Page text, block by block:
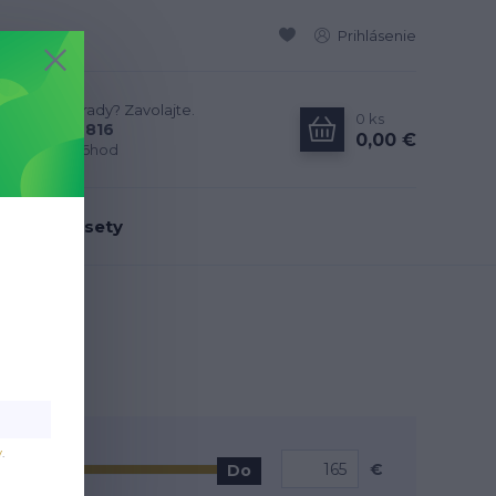
Prihlásenie
Neviete si rady? Zavolajte.
0911 594 816
Po-Pia, 9-16hod
0 ks
0,00 €
sety
Do €
.